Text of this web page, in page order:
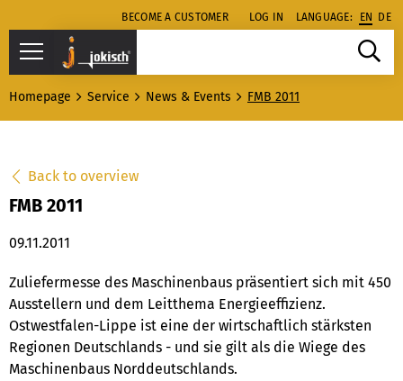
BECOME A CUSTOMER LOG IN LANGUAGE: EN DE
Homepage Service News & Events FMB 2011
Back to overview
FMB 2011
09.11.2011
Zuliefermesse des Maschinenbaus präsentiert sich mit 450
Ausstellern und dem Leitthema Energieeffizienz.
Ostwestfalen-Lippe ist eine der wirtschaftlich stärksten
Regionen Deutschlands - und sie gilt als die Wiege des
Maschinenbaus Norddeutschlands.